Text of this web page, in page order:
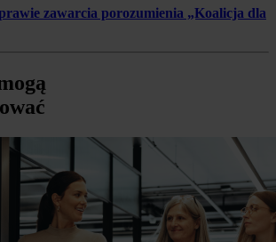
zawarcia porozumienia „Koalicja dla